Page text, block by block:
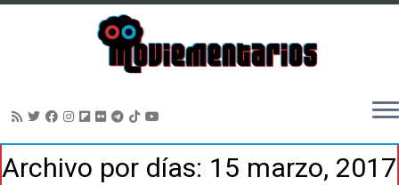
al
Archivo por días: 15 marzo, 2017